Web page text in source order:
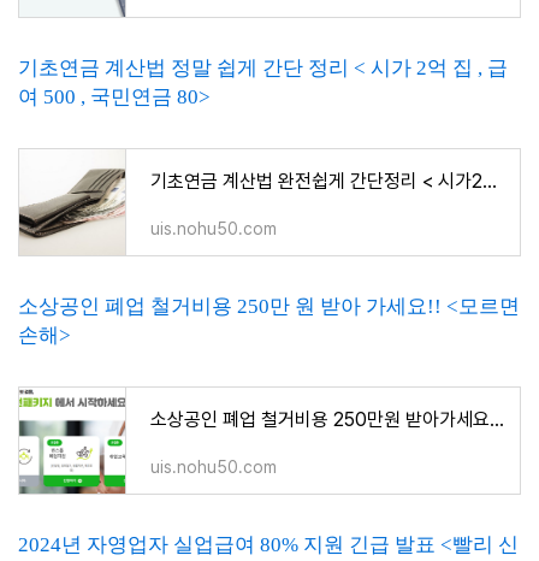
기초연금 계산법 정말 쉽게 간단 정리 < 시가 2억 집 , 급
여 500 , 국민연금 80>
기초연금 계산법 완전쉽게 간단정리 < 시가2억집 , 급여500 , 국민연금 80>
uis.nohu50.com
소상공인 폐업 철거비용 250만 원 받아 가세요!! <모르면
손해>
소상공인 폐업 철거비용 250만원 받아가세요!! <모르면손해>
uis.nohu50.com
2024년 자영업자 실업급여 80% 지원 긴급 발표 <빨리 신